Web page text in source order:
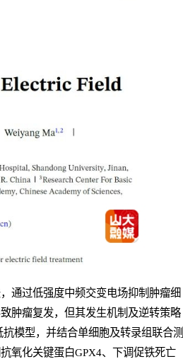
通过低强度中频交变电场抑制肿瘤细
肿瘤复发，但其发生机制及逆转策略
模型，并结合单细胞及转录组联合测
氧化关键蛋白GPX4、下调促铁死亡